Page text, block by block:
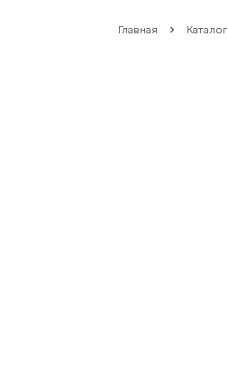
Главная Каталог